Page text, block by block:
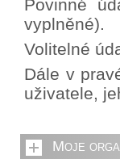
Povinné
vyplněné).
Volitelné
Dále v
uživatele,
Moje